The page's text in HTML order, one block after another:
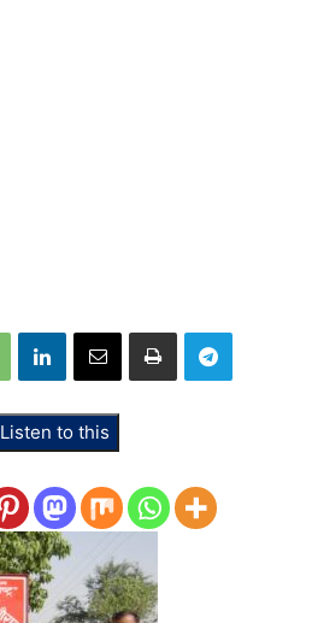
Listen to this